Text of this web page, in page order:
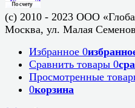
(c) 2010 - 2023 ООО
Москва, ул. Малая
Избранное 0
Сравнить товары 0
Просмотренные
0корзина